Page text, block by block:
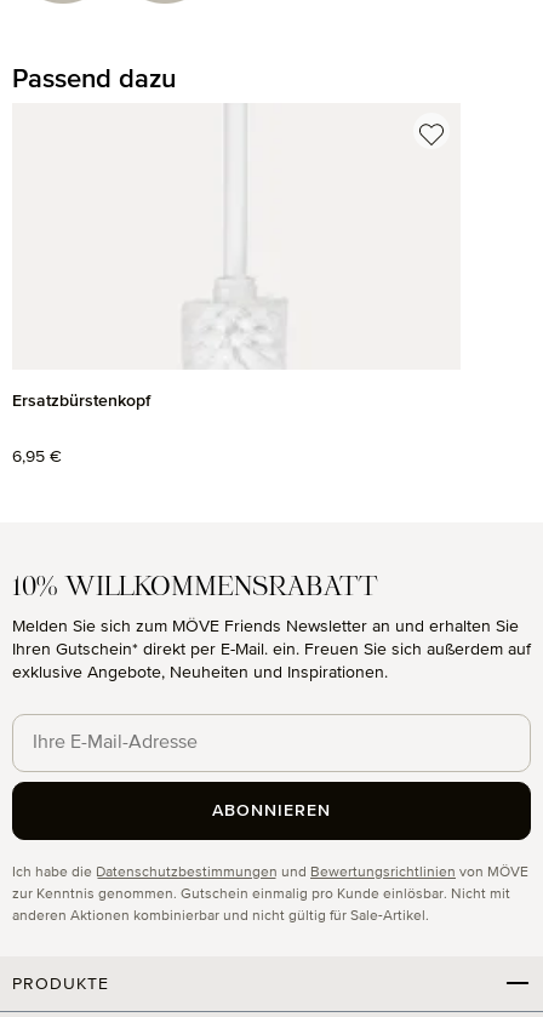
Passend dazu
Ersatzbürstenkopf
Regulärer Preis:
6,95 €
10% WILLKOMMENSRABATT
Melden Sie sich zum MÖVE Friends Newsletter an und erhalten Sie
Ihren Gutschein* direkt per E-Mail. ein. Freuen Sie sich außerdem auf
exklusive Angebote, Neuheiten und Inspirationen.
Ich habe die Datenschutzbestimmungen und Bewertungsrichtlinien von MÖVE
zur Kenntnis genommen. Gutschein einmalig pro Kunde einlösbar. Nicht mit
anderen Aktionen kombinierbar und nicht gültig für Sale-Artikel.
ABONNIEREN
PRODUKTE